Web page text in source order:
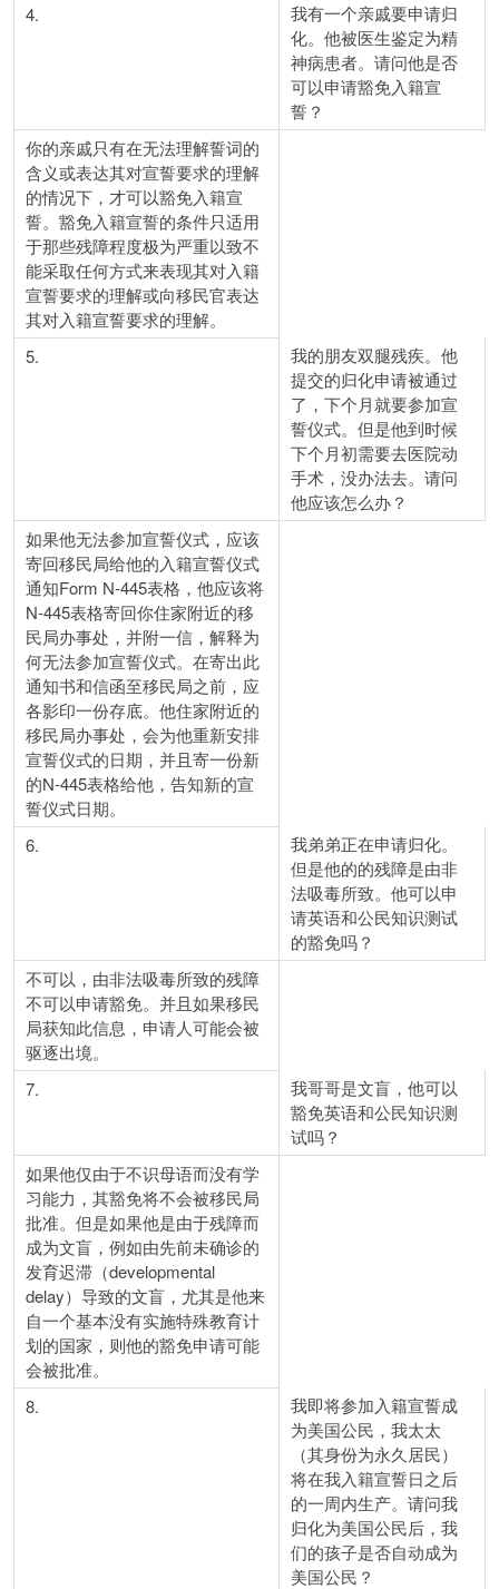
4.
我有一个亲戚要申请归
化。他被医生鉴定为精
神病患者。请问他是否
可以申请豁免入籍宣
誓？
你的亲戚只有在无法理解誓词的
含义或表达其对宣誓要求的理解
的情况下，才可以豁免入籍宣
誓。豁免入籍宣誓的条件只适用
于那些残障程度极为严重以致不
能采取任何方式来表现其对入籍
宣誓要求的理解或向移民官表达
其对入籍宣誓要求的理解。
5.
我的朋友双腿残疾。他
提交的归化申请被通过
了，下个月就要参加宣
誓仪式。但是他到时候
下个月初需要去医院动
手术，没办法去。请问
他应该怎么办？
如果他无法参加宣誓仪式，应该
寄回移民局给他的入籍宣誓仪式
通知Form N-445表格，他应该将
N-445表格寄回你住家附近的移
民局办事处，并附一信，解释为
何无法参加宣誓仪式。在寄出此
通知书和信函至移民局之前，应
各影印一份存底。他住家附近的
移民局办事处，会为他重新安排
宣誓仪式的日期，并且寄一份新
的N-445表格给他，告知新的宣
誓仪式日期。
6.
我弟弟正在申请归化。
但是他的的残障是由非
法吸毒所致。他可以申
请英语和公民知识测试
的豁免吗？
不可以，由非法吸毒所致的残障
不可以申请豁免。并且如果移民
局获知此信息，申请人可能会被
驱逐出境。
7.
我哥哥是文盲，他可以
豁免英语和公民知识测
试吗？
如果他仅由于不识母语而没有学
习能力，其豁免将不会被移民局
批准。但是如果他是由于残障而
成为文盲，例如由先前未确诊的
发育迟滞（developmental
delay）导致的文盲，尤其是他来
自一个基本没有实施特殊教育计
划的国家，则他的豁免申请可能
会被批准。
8.
我即将参加入籍宣誓成
为美国公民，我太太
（其身份为永久居民）
将在我入籍宣誓日之后
的一周内生产。请问我
归化为美国公民后，我
们的孩子是否自动成为
美国公民？